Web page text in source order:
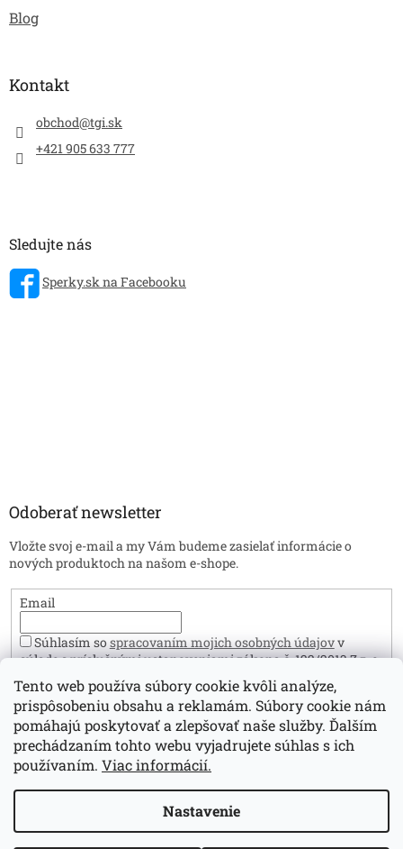
Tento web používa súbory cookie kvôli analýze,
prispôsobeniu obsahu a reklamám. Súbory cookie nám
pomáhajú poskytovať a zlepšovať naše služby. Ďalším
prechádzaním tohto webu vyjadrujete súhlas s ich
používaním. Viac informácií.
Nastavenie
Blog
Kontakt
obchod@tgi.sk
+421 905 633 777
Sledujte nás
Sperky.sk na Facebooku
Odoberať newsletter
Vložte svoj e-mail a my Vám budeme zasielať informácie o
nových produktoch na našom e-shope.
Email
Súhlasím sospracovaním mojich osobných údajovv
súlade s príslušnými ustanoveniami zákona č. 122/2013 Z.z. o
ochrane osobných údajov. Zároveň prehlasujem, že mám viac
ako 16 rokov.
Prihlásiť sa